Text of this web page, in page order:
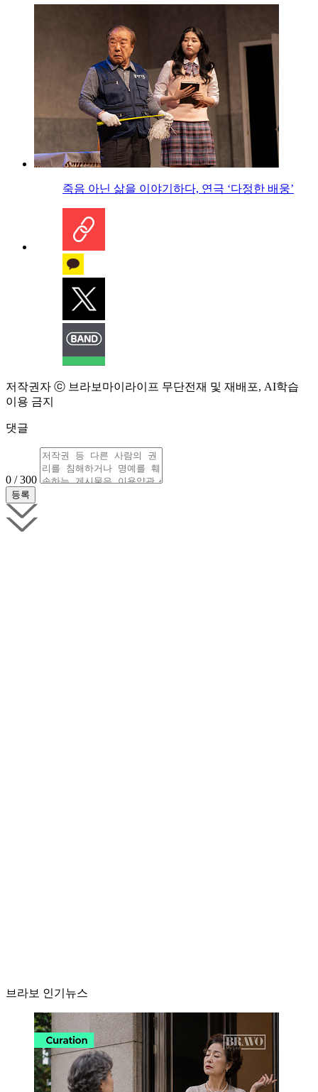
죽음 아닌 삶을 이야기하다, 연극 ‘다정한 배웅’
저작권자 ⓒ 브라보마이라이프 무단전재 및 재배포, AI학습
이용 금지
댓글
0 / 300
브라보 인기뉴스